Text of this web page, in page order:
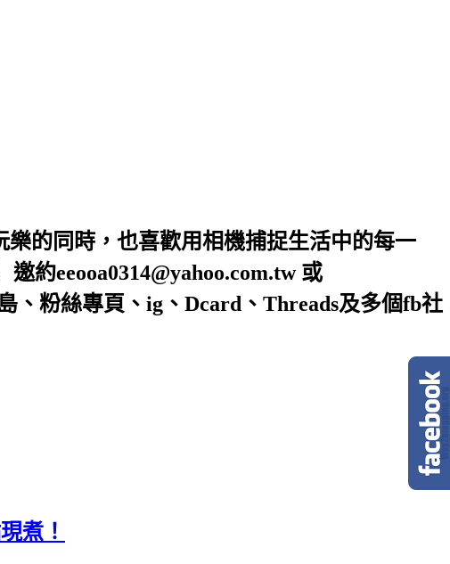
的同時，也喜歡用相機捕捉生活中的每一
約eeooa0314@yahoo.com.tw 或
、粉絲專頁、ig、Dcard、Threads及多個fb社
煮！